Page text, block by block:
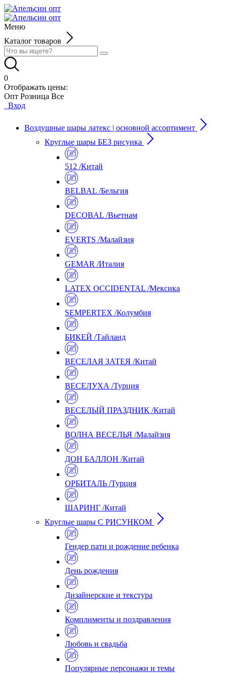
Меню
Каталог товаров
0
Отображать цены:
Опт Розница Все
Вход
Воздушные шары латекс | основной ассортимент
Круглые шары БЕЗ рисунка
512 /Китай
BELBAL /Бельгия
DECOBAL /Вьетнам
EVERTS /Малайзия
GEMAR /Италия
LATEX OCCIDENTAL /Мексика
SEMPERTEX /Колумбия
БИКЕЙ /Тайланд
ВЕСЕЛАЯ ЗАТЕЯ /Китай
ВЕСЕЛУХА /Турция
ВЕСЕЛЫЙ ПРАЗДНИК /Китай
ВОЛНА ВЕСЕЛЬЯ /Малайзия
ДОН БАЛЛОН /Китай
ОРБИТАЛЬ /Турция
ШАРИНГ /Китай
Круглые шары С РИСУНКОМ
Гендер пати и рождение ребенка
День рождения
Дизайнерские и текстура
Комплименты и поздравления
Любовь и свадьба
Популярные персонажи и темы